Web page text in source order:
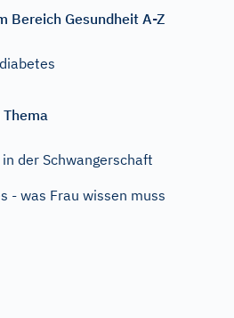
Bereich Gesundheit A-Z
der Schwangerschaft
- was Frau wissen muss